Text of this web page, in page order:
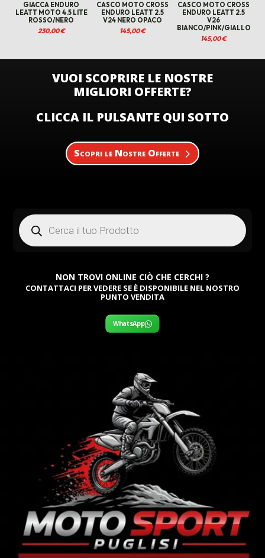
GIACCA ENDURO
LEATT MOTO 4.5 LITE
ROSSO/NERO
230,00€
CASCO MOTO CROSS
ENDURO LEATT 2.5
V24 NERO OPACO
145,00€
CASCO MOTO CROSS
ENDURO LEATT 2.5
V26
BIANCO/PINK/GIALLO
145,00€
VUOI SCOPRIRE LE NOSTRE
MIGLIORI OFFERTE?
CLICCA IL PULSANTE QUI SOTTO
Scopri le Nostre Offerte
Products
search
NON TROVI ONLINE CIÒ CHE CERCHI ?
CONTATTACI PER VEDERE SE È DISPONIBILE NEL NOSTRO
PUNTO VENDITA
WhatsApp